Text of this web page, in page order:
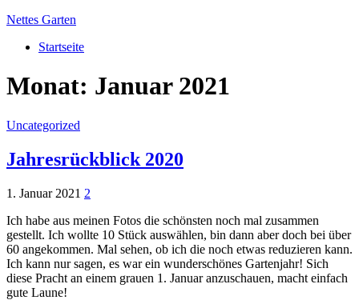
Nettes Garten
Startseite
Monat: Januar 2021
Uncategorized
Jahresrückblick 2020
1. Januar 2021 2
Ich habe aus meinen Fotos die schönsten noch mal zusammen
gestellt. Ich wollte 10 Stück auswählen, bin dann aber doch bei über
60 angekommen. Mal sehen, ob ich die noch etwas reduzieren kann.
Ich kann nur sagen, es war ein wunderschönes Gartenjahr! Sich
diese Pracht an einem grauen 1. Januar anzuschauen, macht einfach
gute Laune!